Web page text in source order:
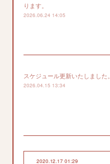
ります。
2026.06.24 14:05
スケジュール更新いたしました。
2026.04.15 13:34
2020.12.17 01:29